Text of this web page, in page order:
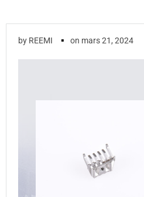
by REEMI ▪ on mars 21, 2024